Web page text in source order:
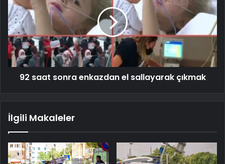
92 saat sonra enkazdan el sallayarak çıkmak
İlgili Makaleler